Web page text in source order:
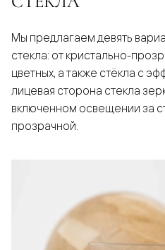
Мы предлагаем девять
стекла: от кристально-
цветных, а также стёкла с
лицевая сторона стекла
включенном освещении за
прозрачной.